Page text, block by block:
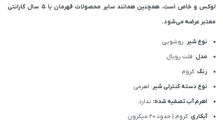
لوکس و خاص است. همچنین همانند سایر محصولات قهرمان با ۵ سال گارانتی
معتبر عرضه می‌شود.
نوع شیر: روشویی
مدل: فلت رویال
رنگ: کروم
نوع دسته کنترلی شیر: اهرمی
اهرم آب تصفیه شده: ندارد
آبکاری: کروم | حدود 20 میکرون